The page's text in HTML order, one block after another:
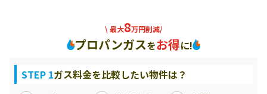
\ 最大8万円削減/
プロパンガスをお得に!
STEP 1ガス料金を比較したい物件は？